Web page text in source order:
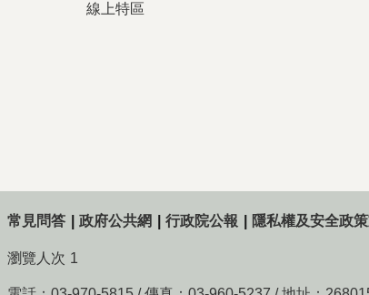
線上特區
常見問答 政府公共網 行政院公報 隱私權及安全政
瀏覽人次 1